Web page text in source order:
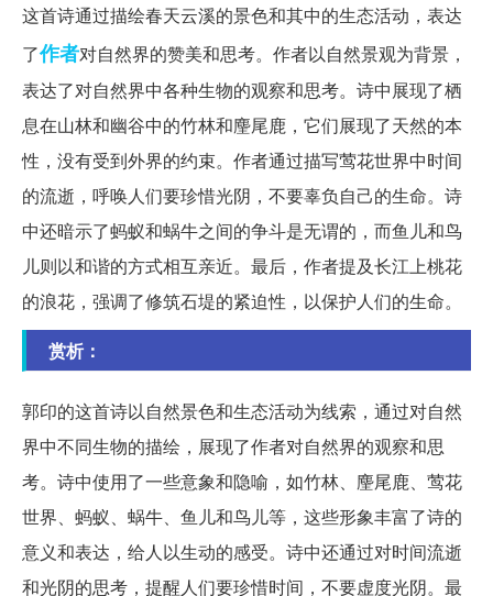
这首诗通过描绘春天云溪的景色和其中的生态活动，表达
了作者对自然界的赞美和思考。作者以自然景观为背景，
表达了对自然界中各种生物的观察和思考。诗中展现了栖
息在山林和幽谷中的竹林和麈尾鹿，它们展现了天然的本
性，没有受到外界的约束。作者通过描写莺花世界中时间
的流逝，呼唤人们要珍惜光阴，不要辜负自己的生命。诗
中还暗示了蚂蚁和蜗牛之间的争斗是无谓的，而鱼儿和鸟
儿则以和谐的方式相互亲近。最后，作者提及长江上桃花
的浪花，强调了修筑石堤的紧迫性，以保护人们的生命。
赏析：
郭印的这首诗以自然景色和生态活动为线索，通过对自然
界中不同生物的描绘，展现了作者对自然界的观察和思
考。诗中使用了一些意象和隐喻，如竹林、麈尾鹿、莺花
世界、蚂蚁、蜗牛、鱼儿和鸟儿等，这些形象丰富了诗的
意义和表达，给人以生动的感受。诗中还通过对时间流逝
和光阴的思考，提醒人们要珍惜时间，不要虚度光阴。最